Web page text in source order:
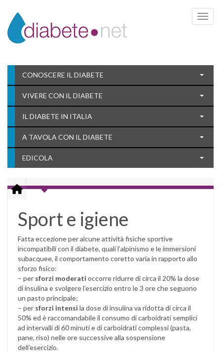
Toggle
CONOSCERE IL DIABETE
VIVERE CON IL DIABETE
IL DIABETE IN ITALIA
A TAVOLA CON IL DIABETE
EDICOLA
Sport e igiene
Fatta eccezione per alcune attività fisiche sportive
incompatibili con il diabete, quali l’alpinismo e le immersioni
subacquee, il comportamento coretto varia in rapporto allo
sforzo fisico:
– per sforzi moderati occorre ridurre di circa il 20% la dose
di insulina e svolgere l’esercizio entro le 3 ore che seguono
un pasto principale;
– per sforzi intensi la dose di insulina va ridotta di circa il
50% ed è raccomandabile il consumo di carboidrati semplici
ad intervalli di 60 minuti e di carboidrati complessi (pasta,
pane, riso) nelle ore successive alla sospensione
dell’esercizio.